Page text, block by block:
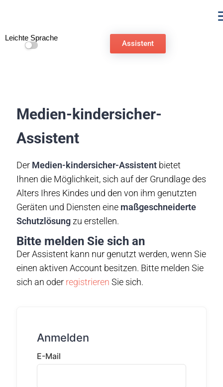
Leichte Sprache
Assistent
Medien-kindersicher-
Assistent
Der Medien-kindersicher-Assistent bietet
Ihnen die Möglichkeit, sich auf der Grundlage des
Alters Ihres Kindes und den von ihm genutzten
Geräten und Diensten eine maßgeschneiderte
Schutzlösung zu erstellen.
Bitte melden Sie sich an
Der Assistent kann nur genutzt werden, wenn Sie
einen aktiven Account besitzen. Bitte melden Sie
sich an oder registrieren Sie sich.
Anmelden
E-Mail